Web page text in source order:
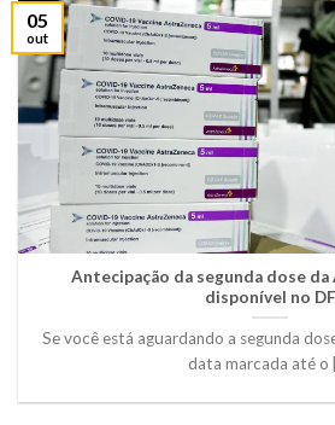
Antecipação da segunda dose
disponível no DF
Se você está aguardando a segunda
data marcada até o
05
out